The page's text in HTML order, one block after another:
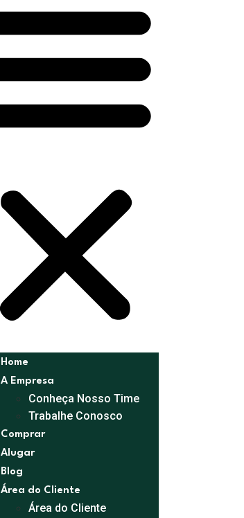
Home
A Empresa
Conheça Nosso Time
Trabalhe Conosco
Comprar
Alugar
Blog
Área do Cliente
Área do Cliente